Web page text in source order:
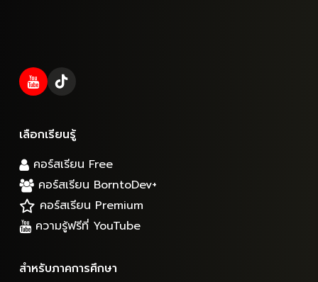
เลือกเรียนรู้
คอร์สเรียน Free
คอร์สเรียน BorntoDev+
คอร์สเรียน Premium
ความรู้ฟรีที่ YouTube
สำหรับภาคการศึกษา